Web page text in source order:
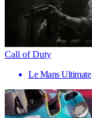
Call of Duty
Le Mans Ultimate